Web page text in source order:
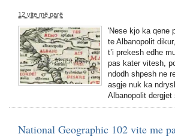
12 vite më parë
'Nese kjo ka qene
te Albanopolit
t’i prekesh edhe
pas kater vitesh,
ndodh shpesh ne
asgje nuk ka
Albanopolit
National Geographic 102 vite me